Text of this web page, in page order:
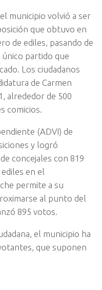
municipio volvió a ser
que obtuvo en
de ediles, pasando de
único partido que
Los ciudadanos
de Carmen
alrededor de 500
comicios.
(ADVI) de
y logró
concejales con 819
en el
permite a su
al punto del
895 votos.
el municipio ha
que suponen